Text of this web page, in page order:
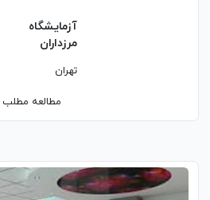
آزمایشگاه
مرزداران
تهران
مطالعه مطلب